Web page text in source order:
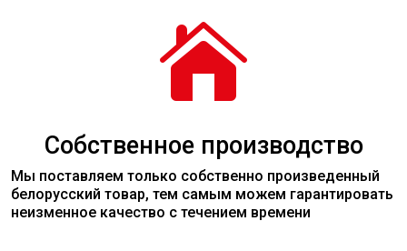

Собственное производство
Мы поставляем только собственно произведенный
белорусский товар, тем самым можем гарантировать
неизменное качество с течением времени